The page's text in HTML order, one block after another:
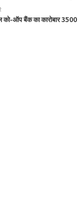
को-ऑप बैंक का कारोबार